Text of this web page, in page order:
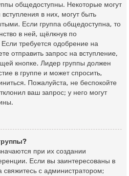
общедоступны. Некоторые могут
в них, могут быть
Если группа общедоступна, то
в ней, щёлкнув по
требуется одобрение на
отправить запрос на вступление,
кнопке. Лидер группы должен
в группе и может спросить,
Пожалуйста, не беспокойте
ваш запрос; у него могут
при их создании
Если вы заинтересованы в
свяжитесь с администратором;